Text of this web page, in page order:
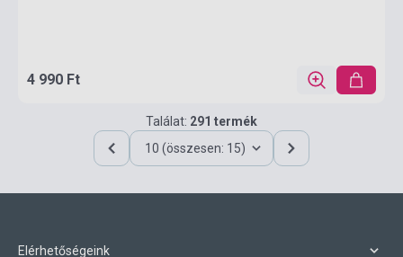
4 990 Ft
Találat: 291 termék
10 (összesen: 15)
Elérhetőségeink